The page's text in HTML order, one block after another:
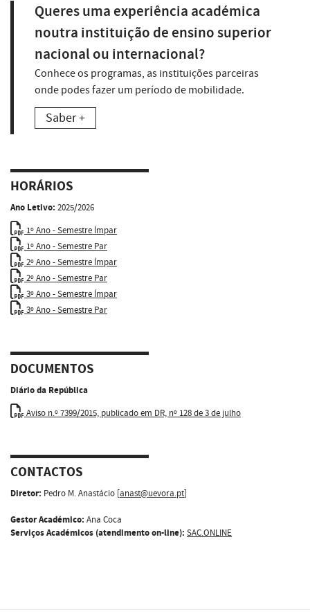
Queres uma experiência académica
noutra instituição de ensino superior
nacional ou internacional?
Conhece os programas, as instituições parceiras
onde podes fazer um período de mobilidade.
Saber +
HORÁRIOS
Ano Letivo: 2025/2026
1º Ano - Semestre Ímpar
1º Ano - Semestre Par
2º Ano - Semestre Ímpar
2º Ano - Semestre Par
3º Ano - Semestre Ímpar
3º Ano - Semestre Par
DOCUMENTOS
Diário da República
Aviso n.º 7399/2015, publicado em DR, nº 128 de 3 de julho
CONTACTOS
Diretor: Pedro M. Anastácio [anast@uevora.pt]
Gestor Académico: Ana Coca
Serviços Académicos (atendimento on-line): SAC.ONLINE